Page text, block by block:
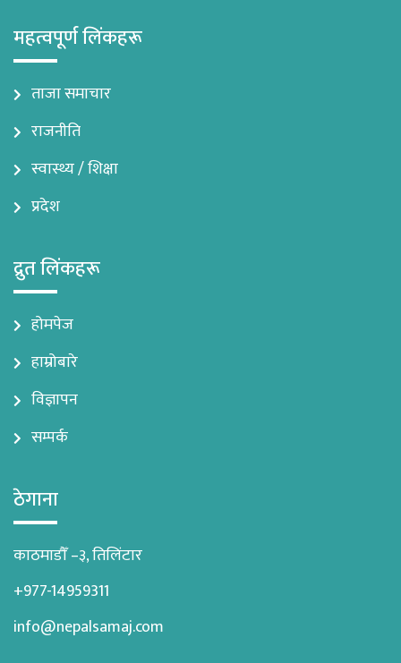
महत्वपूर्ण लिंकहरू
ताजा समाचार
राजनीति
स्वास्थ्य / शिक्षा
प्रदेश
द्रुत लिंकहरू
होमपेज
हाम्रोबारे
विज्ञापन
सम्पर्क
ठेगाना
काठमाडौँ –३, तिलिंटार
+977-14959311
info@nepalsamaj.com